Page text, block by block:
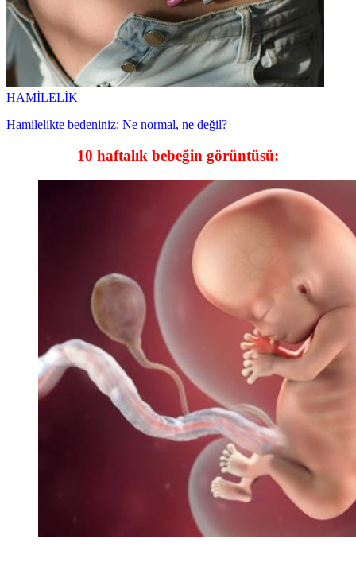
HAMİLELİK
Hamilelikte bedeniniz: Ne normal, ne değil?
10 haftalık bebeğin görüntüsü: